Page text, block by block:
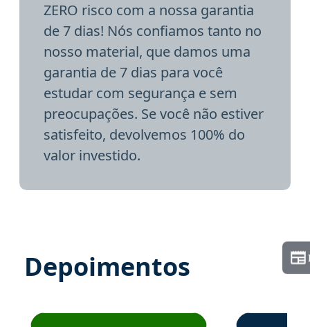
ZERO risco com a nossa garantia
de 7 dias! Nós confiamos tanto no
nosso material, que damos uma
garantia de 7 dias para você
estudar com segurança e sem
preocupações. Se você não estiver
satisfeito, devolvemos 100% do
valor investido.
Depoimentos
Estudante José recomenda o Aprova Concursos em
Estudante